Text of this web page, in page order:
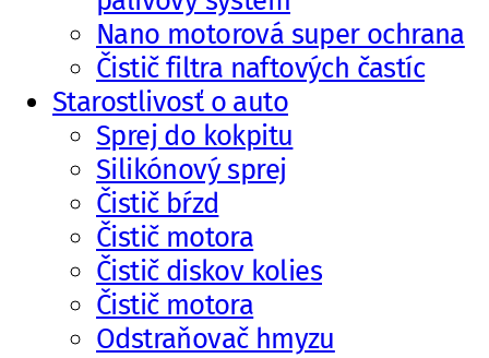
Nano motorová super ochrana
Čistič filtra naftových častíc
Starostlivosť o auto
Sprej do kokpitu
Silikónový sprej
Čistič bŕzd
Čistič motora
Čistič diskov kolies
Čistič motora
Odstraňovač hmyzu